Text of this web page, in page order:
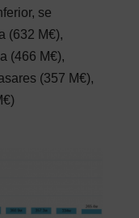
se
(632 M€),
(466 M€),
(357 M€),